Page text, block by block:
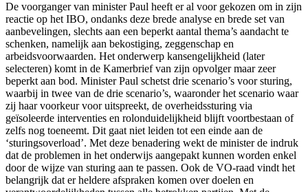
De voorganger van minister Paul heeft er al voor gekozen om in zijn
reactie op het IBO, ondanks deze brede analyse en brede set van
aanbevelingen, slechts aan een beperkt aantal thema’s aandacht te
schenken, namelijk aan bekostiging, zeggenschap en
arbeidsvoorwaarden. Het onderwerp kansengelijkheid (later
selecteren) komt in de Kamerbrief van zijn opvolger maar zeer
beperkt aan bod. Minister Paul schetst drie scenario’s voor sturing,
waarbij in twee van de drie scenario’s, waaronder het scenario waar
zij haar voorkeur voor uitspreekt, de overheidssturing via
geïsoleerde interventies en rolonduidelijkheid blijft voortbestaan of
zelfs nog toeneemt. Dit gaat niet leiden tot een einde aan de
‘sturingsoverload’. Met deze benadering wekt de minister de indruk
dat de problemen in het onderwijs aangepakt kunnen worden enkel
door de wijze van sturing aan te passen. Ook de VO-raad vindt het
belangrijk dat er heldere afspraken komen over doelen en